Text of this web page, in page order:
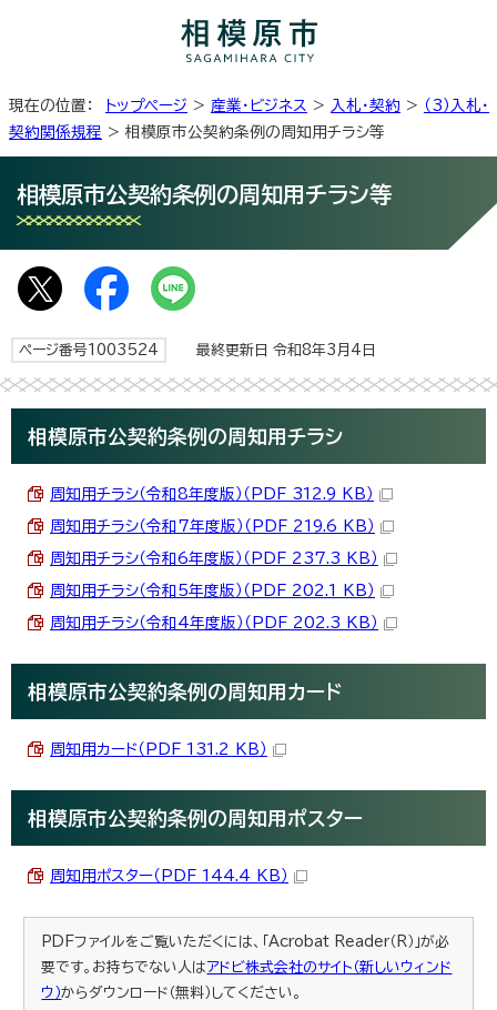
現在の位置： トップページ > 産業・ビジネス > 入札・契約 > （3）入札・
契約関係規程 > 相模原市公契約条例の周知用チラシ等
相模原市公契約条例の周知用チラシ等
ページ番号1003524 最終更新日 令和8年3月4日
相模原市公契約条例の周知用チラシ
周知用チラシ（令和8年度版）（PDF 312.9 KB）
周知用チラシ（令和7年度版）（PDF 219.6 KB）
周知用チラシ（令和6年度版）（PDF 237.3 KB）
周知用チラシ（令和5年度版）（PDF 202.1 KB）
周知用チラシ（令和4年度版）（PDF 202.3 KB）
相模原市公契約条例の周知用カード
周知用カード（PDF 131.2 KB）
相模原市公契約条例の周知用ポスター
周知用ポスター（PDF 144.4 KB）
PDFファイルをご覧いただくには、「Acrobat Reader（R）」が必
要です。お持ちでない人はアドビ株式会社のサイト（新しいウィンド
ウ）からダウンロード（無料）してください。